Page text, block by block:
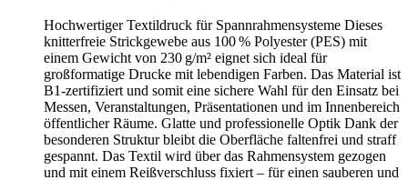
Hochwertiger Textildruck für Spannrahmensysteme Dieses
knitterfreie Strickgewebe aus 100 % Polyester (PES) mit
einem Gewicht von 230 g/m² eignet sich ideal für
großformatige Drucke mit lebendigen Farben. Das Material ist
B1-zertifiziert und somit eine sichere Wahl für den Einsatz bei
Messen, Veranstaltungen, Präsentationen und im Innenbereich
öffentlicher Räume. Glatte und professionelle Optik Dank der
besonderen Struktur bleibt die Oberfläche faltenfrei und straff
gespannt. Das Textil wird über das Rahmensystem gezogen
und mit einem Reißverschluss fixiert – für einen sauberen und